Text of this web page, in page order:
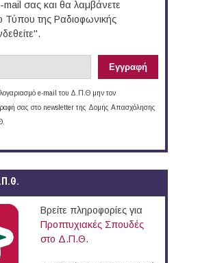
σας και θα λαμβάνετε
Τύπου της Ραδιοφωνικής
λογαριασμό e-mail του Δ.Π.Θ μην τον
σας στο newsletter της Δομής Απασχόλησης
Βρείτε πληροφορίες για
Προπτυχιακές Σπουδές
στο Δ.Π.Θ.